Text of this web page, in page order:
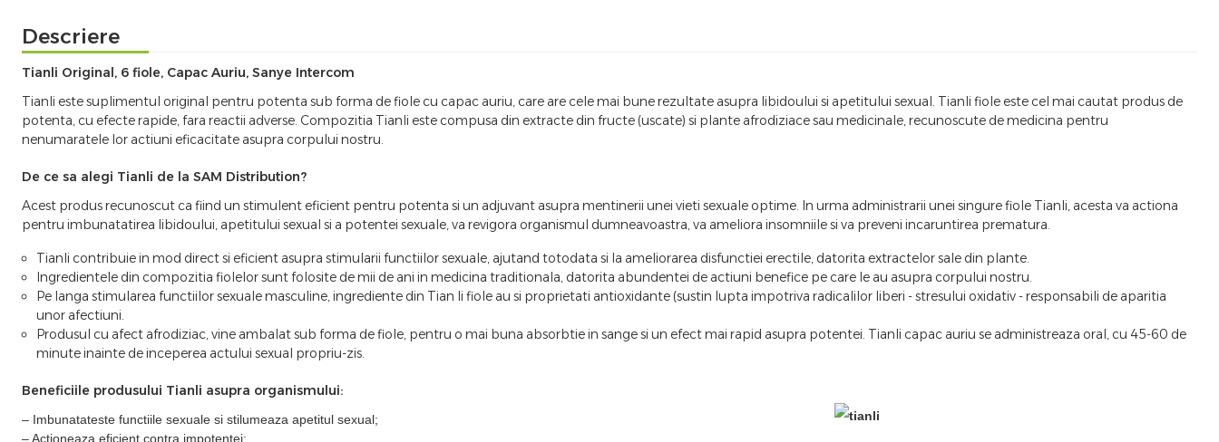
Descriere
Tianli Original, 6 fiole, Capac Auriu, Sanye Intercom
Tianli este suplimentul original pentru potenta sub forma de fiole cu capac auriu, care are cele mai bune rezultate asupra libidoului si apetitului sexual. Tianli fiole este cel mai cautat produs de
potenta, cu efecte rapide, fara reactii adverse. Compozitia Tianli este compusa din extracte din fructe (uscate) si plante afrodiziace sau medicinale, recunoscute de medicina pentru
nenumaratele lor actiuni eficacitate asupra corpului nostru.
De ce sa alegi Tianli de la SAM Distribution?
Acest produs recunoscut ca fiind un stimulent eficient pentru potenta si un adjuvant asupra mentinerii unei vieti sexuale optime. In urma administrarii unei singure fiole Tianli, acesta va actiona
pentru imbunatatirea libidoului, apetitului sexual si a potentei sexuale, va revigora organismul dumneavoastra, va ameliora insomniile si va preveni incaruntirea prematura.
Tianli contribuie in mod direct si eficient asupra stimularii functiilor sexuale, ajutand totodata si la ameliorarea disfunctiei erectile, datorita extractelor sale din plante.
Ingredientele din compozitia fiolelor sunt folosite de mii de ani in medicina traditionala, datorita abundentei de actiuni benefice pe care le au asupra corpului nostru.
Pe langa stimularea functiilor sexuale masculine, ingrediente din Tian li fiole au si proprietati antioxidante (sustin lupta impotriva radicalilor liberi - stresului oxidativ - responsabili de aparitia
unor afectiuni.
Produsul cu afect afrodiziac, vine ambalat sub forma de fiole, pentru o mai buna absorbtie in sange si un efect mai rapid asupra potentei. Tianli capac auriu se administreaza oral, cu 45-60 de
minute inainte de inceperea actului sexual propriu-zis.
Beneficiile produsului Tianli asupra organismului:
– Imbunatateste functiile sexuale si stilumeaza apetitul sexual;
– Actioneaza eficient contra impotentei;